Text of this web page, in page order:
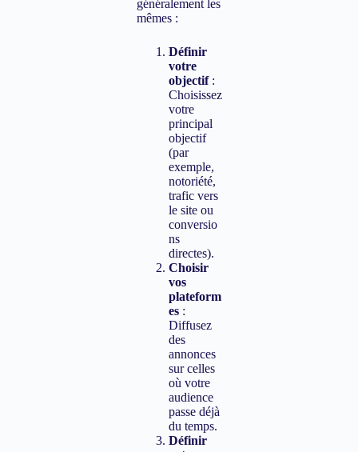
généralement les
mêmes :
Définir
votre
objectif:
Choisissez
votre
principal
objectif
(par
exemple,
notoriété,
trafic vers
le site ou
conversio
ns
directes).
Choisir
vos
plateform
es:
Diffusez
des
annonces
sur celles
où votre
audience
passe déjà
du temps.
Définir